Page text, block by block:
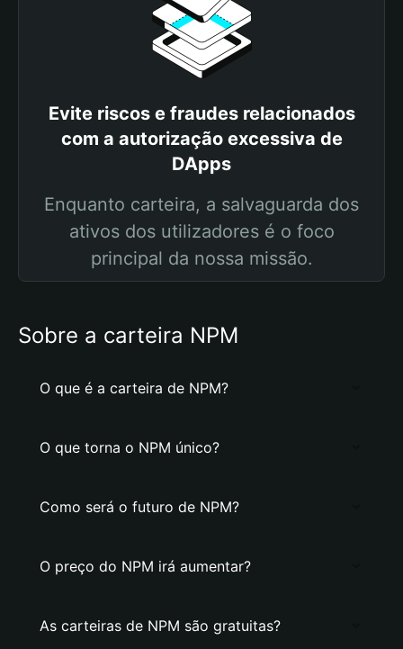
Evite riscos e fraudes relacionados
com a autorização excessiva de
DApps
Enquanto carteira, a salvaguarda dos
ativos dos utilizadores é o foco
principal da nossa missão.
Sobre a carteira NPM
O que é a carteira de NPM?
O que torna o NPM único?
Como será o futuro de NPM?
O preço do NPM irá aumentar?
As carteiras de NPM são gratuitas?